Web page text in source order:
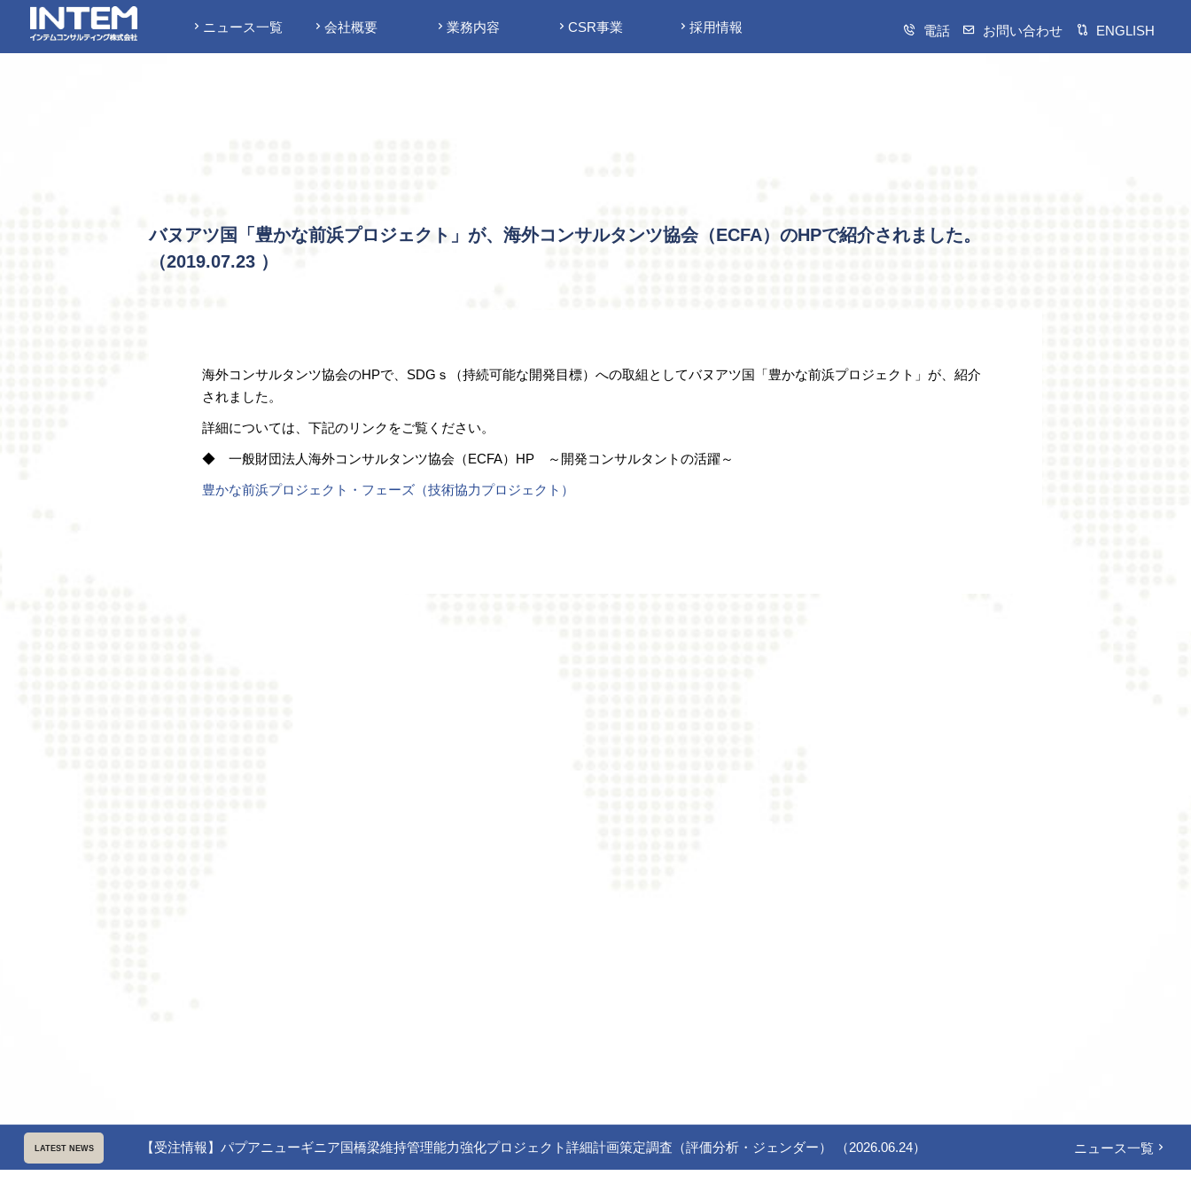
ニュース一覧 会社概要 業務内容 CSR事業 採用情報 電話 お問い合わせ ENGLISH
バヌアツ国「豊かな前浜プロジェクト」が、海外コンサルタンツ協会（ECFA）のHPで紹介されました。
（2019.07.23 ）
海外コンサルタンツ協会のHPで、SDGｓ（持続可能な開発目標）への取組としてバヌアツ国「豊かな前浜プロジェクト」が、紹介
されました。
詳細については、下記のリンクをご覧ください。
◆ 一般財団法人海外コンサルタンツ協会（ECFA）HP ～開発コンサルタントの活躍～
豊かな前浜プロジェクト・フェーズ（技術協力プロジェクト）
LATEST NEWS 【受注情報】パプアニューギニア国橋梁維持管理能力強化プロジェクト詳細計画策定調査（評価分析・ジェンダー） （2026.06.24） ニュース一覧